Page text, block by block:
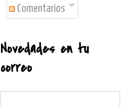
Comentarios
Novedades en tu
correo